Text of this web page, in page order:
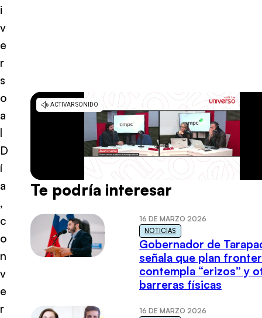
i
v
e
r
s
o
a
l
D
í
a
,
c
o
n
v
e
r
Te podría interesar
16 DE MARZO 2026
NOTICIAS
Gobernador de
señala que plan
contempla “erizos” y
barreras físicas
16 DE MARZO 2026